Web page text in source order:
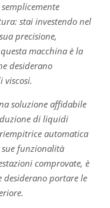
stai investendo nel
precisione,
macchina è la
desiderano
soluzione affidabile
di liquidi
automatica
funzionalità
comprovate, è
desiderano portare le